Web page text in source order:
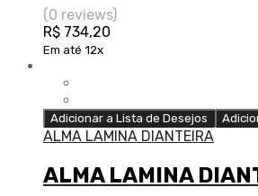
(0 reviews)
R$ 734,20
Em até 12x
Adicionar a Lista de Desejos
ALMA LAMINA DIANTEIRA
ALMA LAMINA